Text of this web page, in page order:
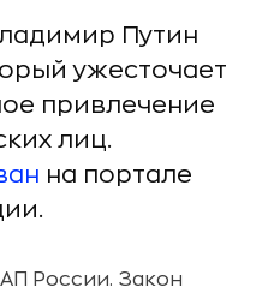
Путин
ужесточает
привлечение
лиц.
на портале
России. Закон